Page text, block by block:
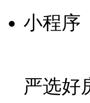
小程序
严选好